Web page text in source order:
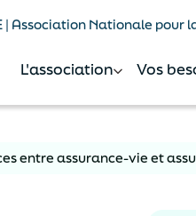
| Association Nationale
L'association Vos
entre assurance-vie et